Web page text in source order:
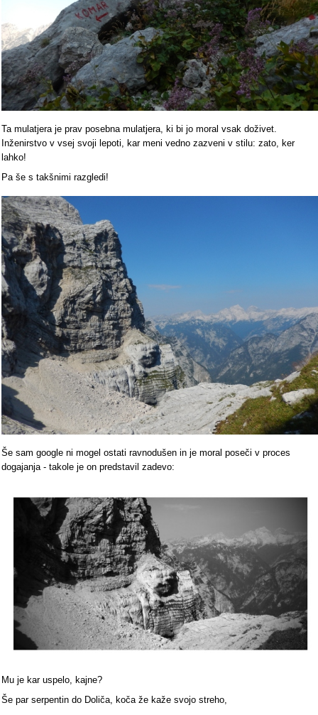
Ta mulatjera je prav posebna mulatjera, ki bi jo moral vsak doživet.
Inženirstvo v vsej svoji lepoti, kar meni vedno zazveni v stilu: zato, ker
lahko!
Pa še s takšnimi razgledi!
Še sam google ni mogel ostati ravnodušen in je moral poseči v proces
dogajanja - takole je on predstavil zadevo:
Mu je kar uspelo, kajne?
Še par serpentin do Doliča, koča že kaže svojo streho,